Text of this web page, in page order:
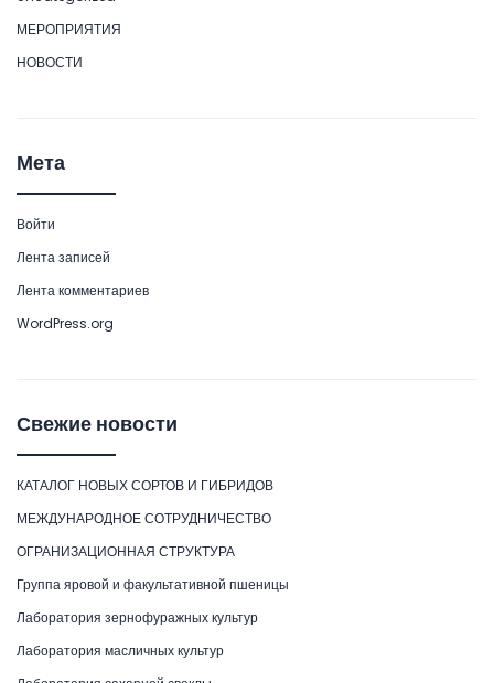
МЕРОПРИЯТИЯ
НОВОСТИ
Мета
Войти
Лента записей
Лента комментариев
WordPress.org
Свежие новости
КАТАЛОГ НОВЫХ СОРТОВ И ГИБРИДОВ
МЕЖДУНАРОДНОЕ СОТРУДНИЧЕСТВО
ОГРАНИЗАЦИОННАЯ СТРУКТУРА
Группа яровой и факультативной пшеницы
Лаборатория зернофуражных культур
Лаборатория масличных культур